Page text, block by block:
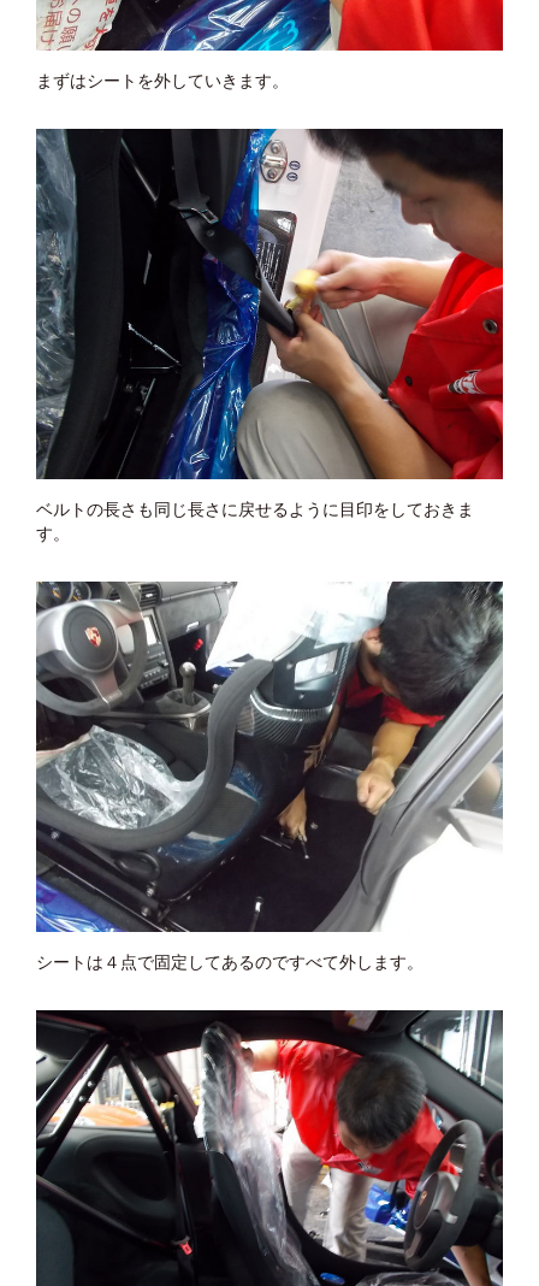
まずはシートを外していきます。
ベルトの長さも同じ長さに戻せるように目印をしておきま
す。
シートは４点で固定してあるのですべて外します。